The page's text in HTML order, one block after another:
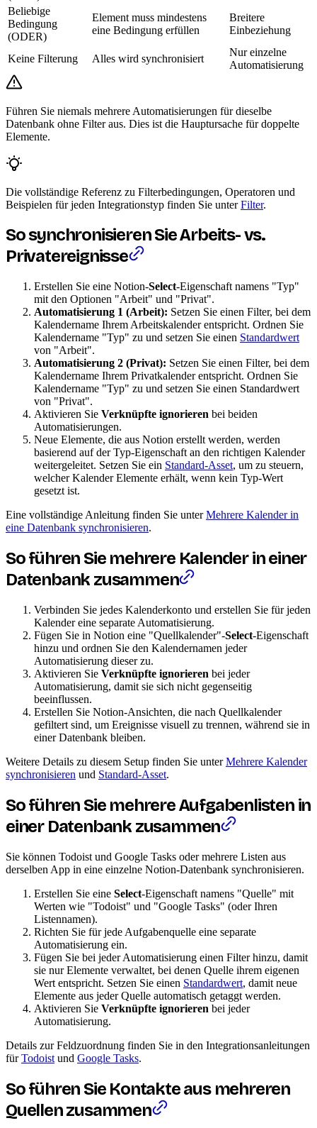
Beliebige
Bedingung
(ODER)
Element muss mindestens
eine Bedingung erfüllen
Breitere
Einbeziehung
Keine Filterung Alles wird synchronisiert
Nur einzelne
Automatisierung
Führen Sie niemals mehrere Automatisierungen für dieselbe
Datenbank ohne Filter aus. Dies ist die Hauptursache für doppelte
Elemente.
Die vollständige Referenz zu Filterbedingungen, Operatoren und
Beispielen für jeden Integrationstyp finden Sie unterFilter.
So synchronisieren Sie Arbeits- vs.
Privatereignisse
Erstellen Sie eine Notion-Select-Eigenschaft namens "Typ"
mit den Optionen "Arbeit" und "Privat".
Automatisierung 1 (Arbeit): Setzen Sie einen Filter, bei dem
Kalendername Ihrem Arbeitskalender entspricht. Ordnen Sie
Kalendername "Typ" zu und setzen Sie einen Standardwert
von "Arbeit".
Automatisierung 2 (Privat): Setzen Sie einen Filter, bei dem
Kalendername Ihrem Privatkalender entspricht. Ordnen Sie
Kalendername "Typ" zu und setzen Sie einen Standardwert
von "Privat".
Aktivieren Sie Verknüpfte ignorieren bei beiden
Automatisierungen.
Neue Elemente, die aus Notion erstellt werden, werden
basierend auf der Typ-Eigenschaft an den richtigen Kalender
weitergeleitet. Setzen Sie ein Standard-Asset, um zu steuern,
welcher Kalender Elemente erhält, wenn kein Typ-Wert
gesetzt ist.
Eine vollständige Anleitung finden Sie unterMehrere Kalender in
eine Datenbank synchronisieren.
So führen Sie mehrere Kalender in einer
Datenbank zusammen
Verbinden Sie jedes Kalenderkonto und erstellen Sie für jeden
Kalender eine separate Automatisierung.
Fügen Sie in Notion eine "Quellkalender"-Select-Eigenschaft
hinzu und ordnen Sie den Kalendernamen jeder
Automatisierung dieser zu.
Aktivieren Sie Verknüpfte ignorieren bei jeder
Automatisierung, damit sie sich nicht gegenseitig
beeinflussen.
Erstellen Sie Notion-Ansichten, die nach Quellkalender
gefiltert sind, um Ereignisse visuell zu trennen, während sie in
einer Datenbank bleiben.
Weitere Details zu diesem Setup finden Sie unterMehrere Kalender
synchronisieren und Standard-Asset.
So führen Sie mehrere Aufgabenlisten in
einer Datenbank zusammen
Sie können Todoist und Google Tasks oder mehrere Listen aus
derselben App in eine einzelne Notion-Datenbank synchronisieren.
Erstellen Sie eine Select-Eigenschaft namens "Quelle" mit
Werten wie "Todoist" und "Google Tasks" (oder Ihren
Listennamen).
Richten Sie für jede Aufgabenquelle eine separate
Automatisierung ein.
Fügen Sie bei jeder Automatisierung einen Filter hinzu, damit
sie nur Elemente verwaltet, bei denen Quelle ihrem eigenen
Wert entspricht. Setzen Sie einen Standardwert, damit neue
Elemente aus jeder Quelle automatisch getaggt werden.
Aktivieren Sie Verknüpfte ignorieren bei jeder
Automatisierung.
Details zur Feldzuordnung finden Sie in den Integrationsanleitungen
fürTodoist und Google Tasks.
So führen Sie Kontakte aus mehreren
Quellen zusammen